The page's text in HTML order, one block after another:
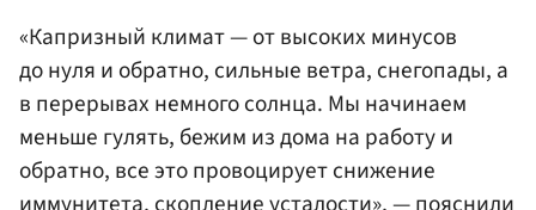
«Капризный климат — от высоких минусов
до нуля и обратно, сильные ветра, снегопады, а
в перерывах немного солнца. Мы начинаем
меньше гулять, бежим из дома на работу и
обратно, все это провоцирует снижение